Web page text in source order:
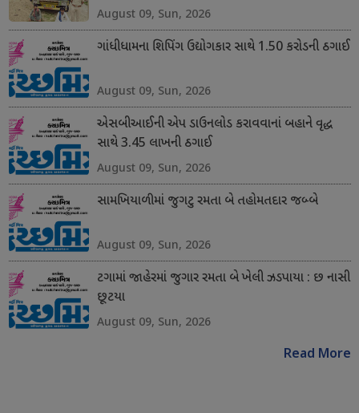
August 09, Sun, 2026
ગાંધીધામના શિપિંગ ઉદ્યોગકાર સાથે 1.50 કરોડની ઠગાઈ
August 09, Sun, 2026
એસબીઆઈની એપ ડાઉનલોડ કરાવવાનાં બહાને વૃદ્ધ
સાથે 3.45 લાખની ઠગાઈ
August 09, Sun, 2026
સામખિયાળીમાં જુગટુ રમતા બે તહોમતદાર જબ્બે
August 09, Sun, 2026
ટગામાં જાહેરમાં જુગાર રમતા બે ખેલી ઝડપાયા : છ નાસી
છૂટયા
August 09, Sun, 2026
Read More